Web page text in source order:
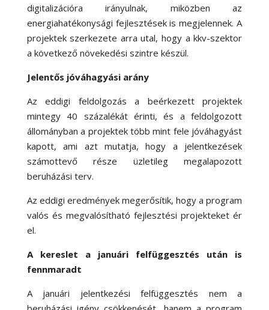
digitalizációra irányulnak, miközben az
energiahatékonysági fejlesztések is megjelennek. A
projektek szerkezete arra utal, hogy a kkv-szektor
a következő növekedési szintre készül.
Jelentős jóváhagyási arány
Az eddigi feldolgozás a beérkezett projektek
mintegy 40 százalékát érinti, és a feldolgozott
állományban a projektek több mint fele jóváhagyást
kapott, ami azt mutatja, hogy a jelentkezések
számottevő része üzletileg megalapozott
beruházási terv.
Az eddigi eredmények megerősítik, hogy a program
valós és megvalósítható fejlesztési projekteket ér
el.
A kereslet a januári felfüggesztés után is
fennmaradt
A januári jelentkezési felfüggesztés nem a